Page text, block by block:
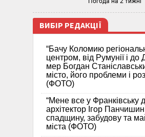
ВИБІР РЕДАКЦІЇ
“Бачу Коломию
центром, від Румунії і до
мер Богдан
місто, його проблеми і
(ФОТО)
“Мене все у Франківську
архітектор Ігор
спадщину, забудову та
міста (ФОТО)